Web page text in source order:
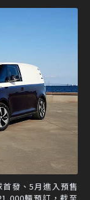
發、5月進入預售